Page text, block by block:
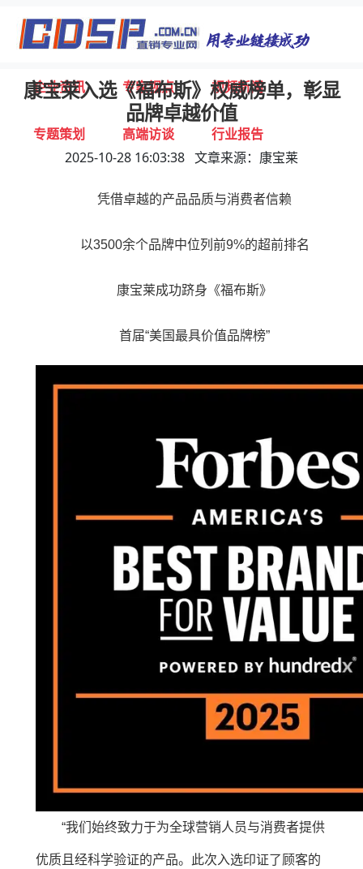
首页 独家报道 行业动态
企业资讯 专家视点 视频新闻
专题策划 高端访谈 行业报告
康宝莱入选《福布斯》权威榜单，彰显
品牌卓越价值
2025-10-28 16:03:38 文章来源：康宝莱
凭借卓越的产品品质与消费者信赖
以3500余个品牌中位列前9%的超前排名
康宝莱成功跻身《福布斯》
首届“美国最具价值品牌榜”
“我们始终致力于为全球营销人员与消费者提供
优质且经科学验证的产品。此次入选印证了顾客的